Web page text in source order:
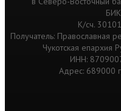
К/сч.
Получатель: Православная
Чукотская епархия
ИНН:
Адрес: 689000